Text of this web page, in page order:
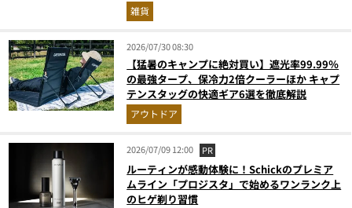
雑貨
2026/07/30 08:30
【猛暑のキャンプに絶対買い】遮光率99.99％
の最強タープ、保冷力2倍クーラーほか キャプ
テンスタッグの快適ギア6選を徹底解説
アウトドア
2026/07/09 12:00 PR
ルーティンが感動体験に！Schickのプレミア
ムライン「プロジスタ」で始めるワンランク上
のヒゲ剃り習慣